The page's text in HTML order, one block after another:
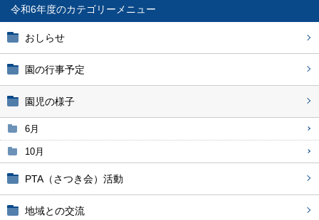
令和6年度
おしらせ
園の行事予定
園児の様子
6月
10月
PTA（さつき会）活動
地域との交流